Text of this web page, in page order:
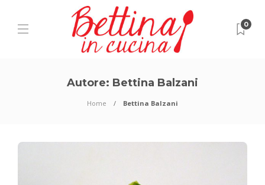
0
Autore: Bettina Balzani
Home Bettina Balzani